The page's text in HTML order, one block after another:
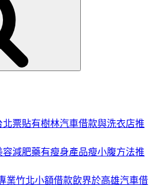
票貼有樹林汽車借款與洗衣店推
減肥藥有瘦身產品瘦小腹方法推
業竹北小額借款飲界於高雄汽車借